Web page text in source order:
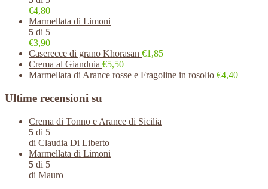
€4,80
Marmellata di Limoni
5 di 5
€3,90
Caserecce di grano Khorasan €1,85
Crema al Gianduia €5,50
Marmellata di Arance rosse e Fragoline in rosolio €4,40
Ultime recensioni su
Crema di Tonno e Arance di Sicilia
5 di 5
di Claudia Di Liberto
Marmellata di Limoni
5 di 5
di Mauro